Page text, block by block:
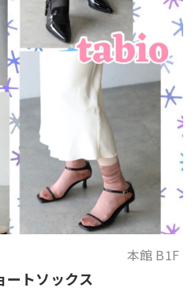
本館 B1F
トソックス